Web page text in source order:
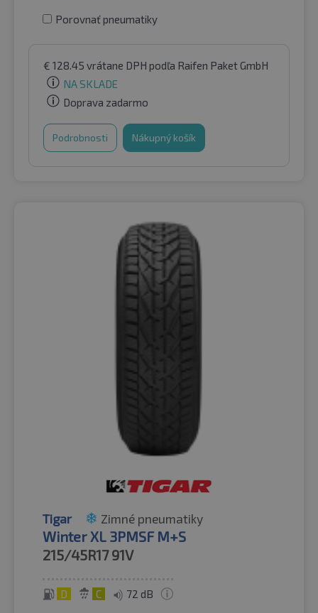
Porovnať pneumatiky
€ 128.45 vrátane DPH podľa Raifen Paket GmbH
NA SKLADE
Doprava zadarmo
Podrobnosti Nákupný košík
Tigar Zimné pneumatiky
Winter XL 3PMSF M+S
215/45R17 91V
D C 72 dB